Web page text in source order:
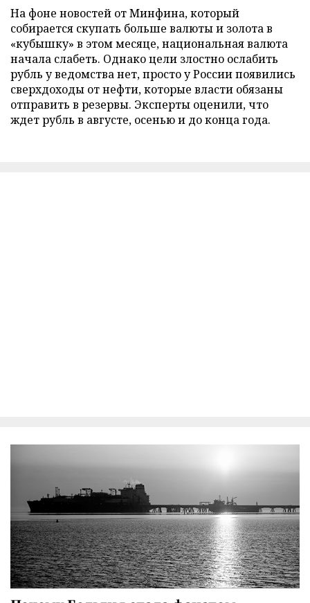
На фоне новостей от Минфина, который
собирается скупать больше валюты и золота в
«кубышку» в этом месяце, национальная валюта
начала слабеть. Однако цели злостно ослабить
рубль у ведомства нет, просто у России появились
сверхдоходы от нефти, которые власти обязаны
отправить в резервы. Эксперты оценили, что
ждет рубль в августе, осенью и до конца года.